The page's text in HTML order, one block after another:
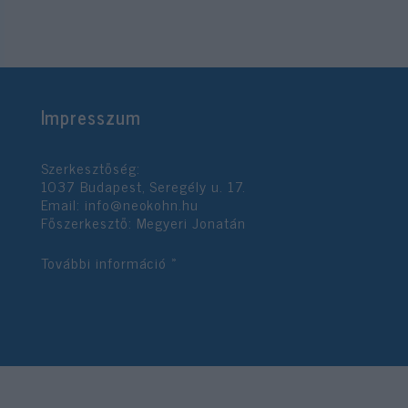
Impresszum
Szerkesztőség:
1037 Budapest, Seregély u. 17.
Email: info@neokohn.hu
Főszerkesztő: Megyeri Jonatán
További információ »